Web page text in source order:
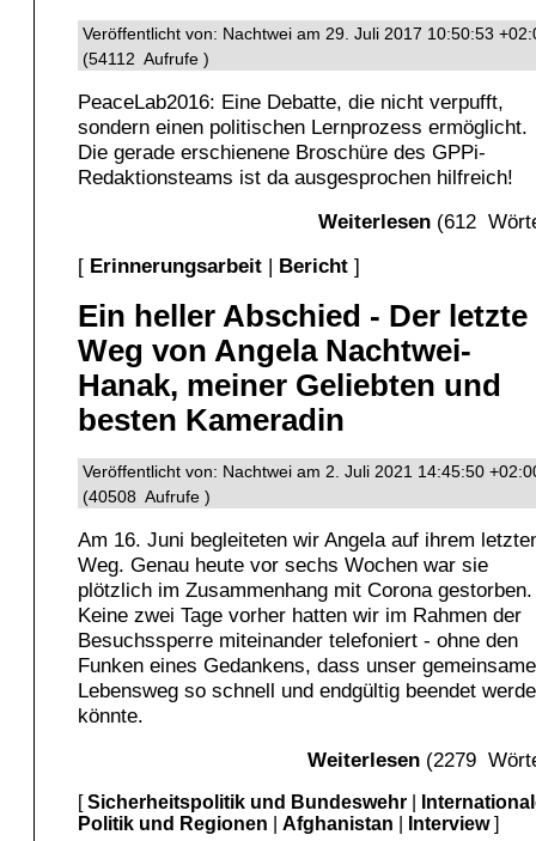
Veröffentlicht von: Nachtwei am 29. Juli 2017 10:50:53
(54112 Aufrufe )
PeaceLab2016: Eine Debatte, die nicht verpufft,
sondern einen politischen Lernprozess ermöglicht.
Die gerade erschienene Broschüre des GPPi-
Redaktionsteams ist da ausgesprochen hilfreich!
Weiterlesen (612
[ Erinnerungsarbeit | Bericht ]
Ein heller Abschied - Der letzte
Weg von Angela Nachtwei-
Hanak, meiner Geliebten und
besten Kameradin
Veröffentlicht von: Nachtwei am 2. Juli 2021 14:45:50
(40508 Aufrufe )
Am 16. Juni begleiteten wir Angela auf ihrem
Weg. Genau heute vor sechs Wochen war sie
plötzlich im Zusammenhang mit Corona gestorben.
Keine zwei Tage vorher hatten wir im Rahmen der
Besuchssperre miteinander telefoniert - ohne den
Funken eines Gedankens, dass unser
Lebensweg so schnell und endgültig beendet
könnte.
Weiterlesen (2279
[Sicherheitspolitik und Bundeswehr
Politik und Regionen
Afghanistan Interview]